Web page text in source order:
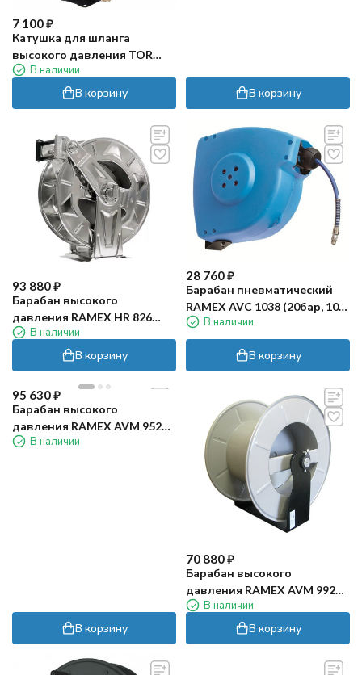
7 100₽
Катушка для шланга
высокого давления TOR
(275бар, 15м, окр. сталь)
В наличии
В корзину В корзину
93 880₽
Барабан высокого
давления RAMEX HR 826
(200бар, 25м, нерж)
В наличии
В корзину
28 760₽
Барабан пневматический
RAMEX AVC 1038 (20бар, 10м,
пласт)В наличии
В корзину
95 630₽
Барабан высокого
давления RAMEX AVM 9520
(20бар, 35м, нерж)
В наличии
В корзину
70 880₽
Барабан высокого
давления RAMEX AVM 9921
FE (200бар, 100м, окраш)
В наличии
В корзину